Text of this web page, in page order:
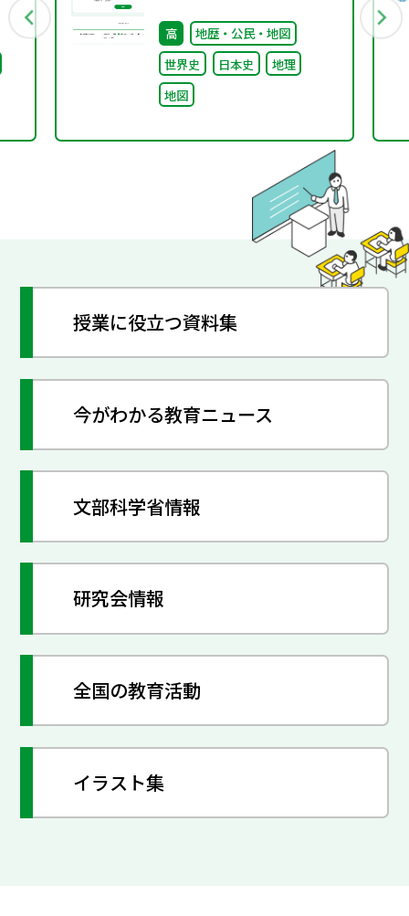
高
地歴・公民・地図
世界史
日本史
地理
地図
授業に役立つ資料集
今がわかる教育ニュース
文部科学省情報
研究会情報
全国の教育活動
イラスト集